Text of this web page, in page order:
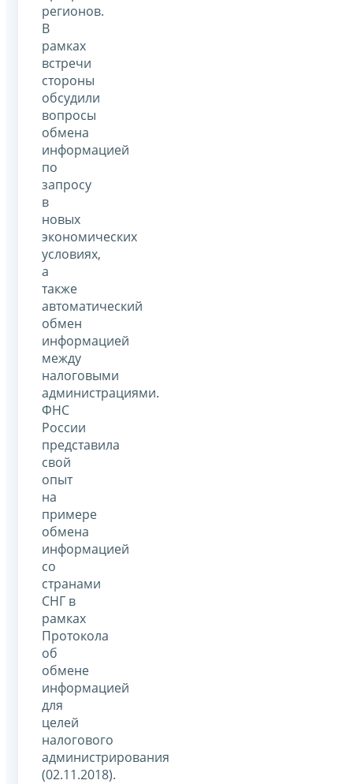
регионов.
В
рамках
встречи
стороны
обсудили
вопросы
обмена
информацией
по
запросу
в
новых
экономических
условиях,
а
также
автоматический
обмен
информацией
между
налоговыми
администрациями.
ФНС
России
представила
свой
опыт
на
примере
обмена
информацией
со
странами
СНГ в
рамках
Протокола
об
обмене
информацией
для
целей
налогового
администрирования
(02.11.2018).